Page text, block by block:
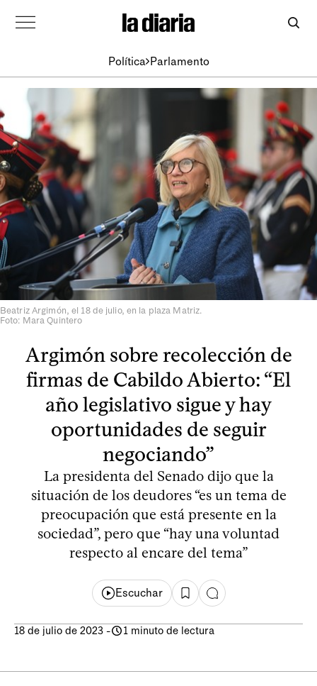
Política Parlamento
Beatriz Argimón, el 18 de julio, en la plaza Matriz.
Foto: Mara Quintero
Argimón sobre recolección de
firmas de Cabildo Abierto: “El
año legislativo sigue y hay
oportunidades de seguir
negociando”
La presidenta del Senado dijo que la
situación de los deudores “es un tema de
preocupación que está presente en la
sociedad”, pero que “hay una voluntad
respecto al encare del tema”
Escuchar
18 de julio de 2023 - 1 minuto de lectura